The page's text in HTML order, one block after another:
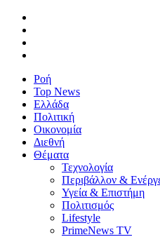
Ροή
Top News
Ελλάδα
Πολιτική
Οικονομία
Διεθνή
Θέματα
Τεχνολογία
Περιβάλλον &
Υγεία & Επιστήμη
Πολιτισμός
Lifestyle
PrimeNews TV